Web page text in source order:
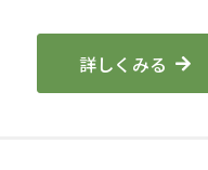
詳しくみる